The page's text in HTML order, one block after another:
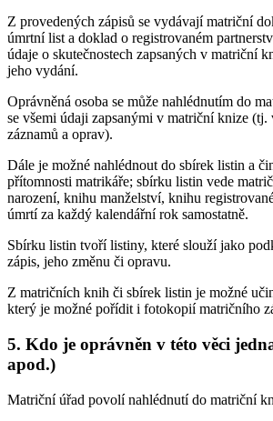
Z provedených zápisů se vydávají matriční
úmrtní list a doklad o registrovaném
údaje o skutečnostech zapsaných v matriční
jeho vydání.
Oprávněná osoba se může nahlédnutím do
se všemi údaji zapsanými v matriční knize (tj.
záznamů a oprav).
Dále je možné nahlédnout do sbírek listin a
přítomnosti matrikáře; sbírku listin vede
narození, knihu manželství, knihu
úmrtí za každý kalendářní rok samostatně.
Sbírku listin tvoří listiny, které slouží jako
zápis, jeho změnu či opravu.
Z matričních knih či sbírek listin je možné
který je možné pořídit i fotokopií matričního
5. Kdo je oprávněn v této věci
apod.)
Matriční úřad povolí nahlédnutí do matriční